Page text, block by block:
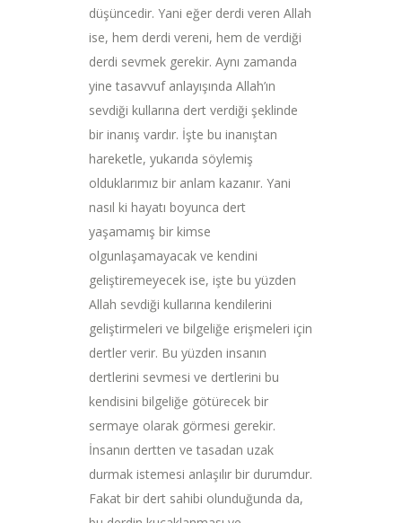
düşüncedir. Yani eğer derdi veren Allah
ise, hem derdi vereni, hem de verdiği
derdi sevmek gerekir. Aynı zamanda
yine tasavvuf anlayışında Allah’ın
sevdiği kullarına dert verdiği şeklinde
bir inanış vardır. İşte bu inanıştan
hareketle, yukarıda söylemiş
olduklarımız bir anlam kazanır. Yani
nasıl ki hayatı boyunca dert
yaşamamış bir kimse
olgunlaşamayacak ve kendini
geliştiremeyecek ise, işte bu yüzden
Allah sevdiği kullarına kendilerini
geliştirmeleri ve bilgeliğe erişmeleri için
dertler verir. Bu yüzden insanın
dertlerini sevmesi ve dertlerini bu
kendisini bilgeliğe götürecek bir
sermaye olarak görmesi gerekir.
İnsanın dertten ve tasadan uzak
durmak istemesi anlaşılır bir durumdur.
Fakat bir dert sahibi olunduğunda da,